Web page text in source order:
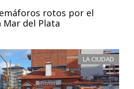
rotos por el
del Plata
LA CIUDAD